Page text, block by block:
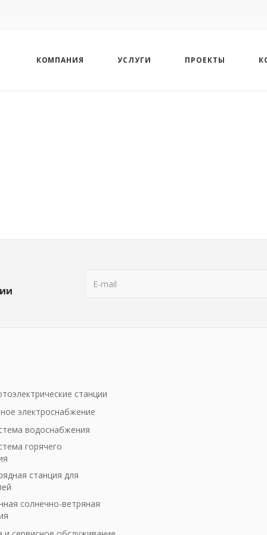
КОМПАНИЯ УСЛУГИ ПРОЕКТЫ
станции
электроснабжение
водоснабжения
горячего
станция для
солнечно-ветряная